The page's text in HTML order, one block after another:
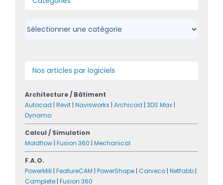
Catégories
Nos articles par logiciels
Architecture / Bâtiment
Autocad | Revit | Navisworks | Archicad | 3DS Max |
Dynamo
Calcul / Simulation
Moldflow | Fusion 360 | Mechanical
F.A.O.
PowerMill | FeatureCAM | PowerShape | Carveco | Netfabb |
Camplete | Fusion 360